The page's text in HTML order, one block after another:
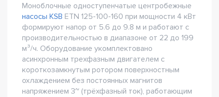
Моноблочные одноступенчатые центробежные
насосы KSB ETN 125-100-160 при мощности 4 кВт
формируют напор от 5.6 до 9.8 м и работают с
производительностью в диапазоне от 22 до 199
м³/ч. Оборудование укомплектовано
асинхронным трехфазным двигателем с
короткозамкнутым ротором поверхностным
охлаждением без постоянных магнитов
напряжением 3~ (трёхфазный ток), работающим